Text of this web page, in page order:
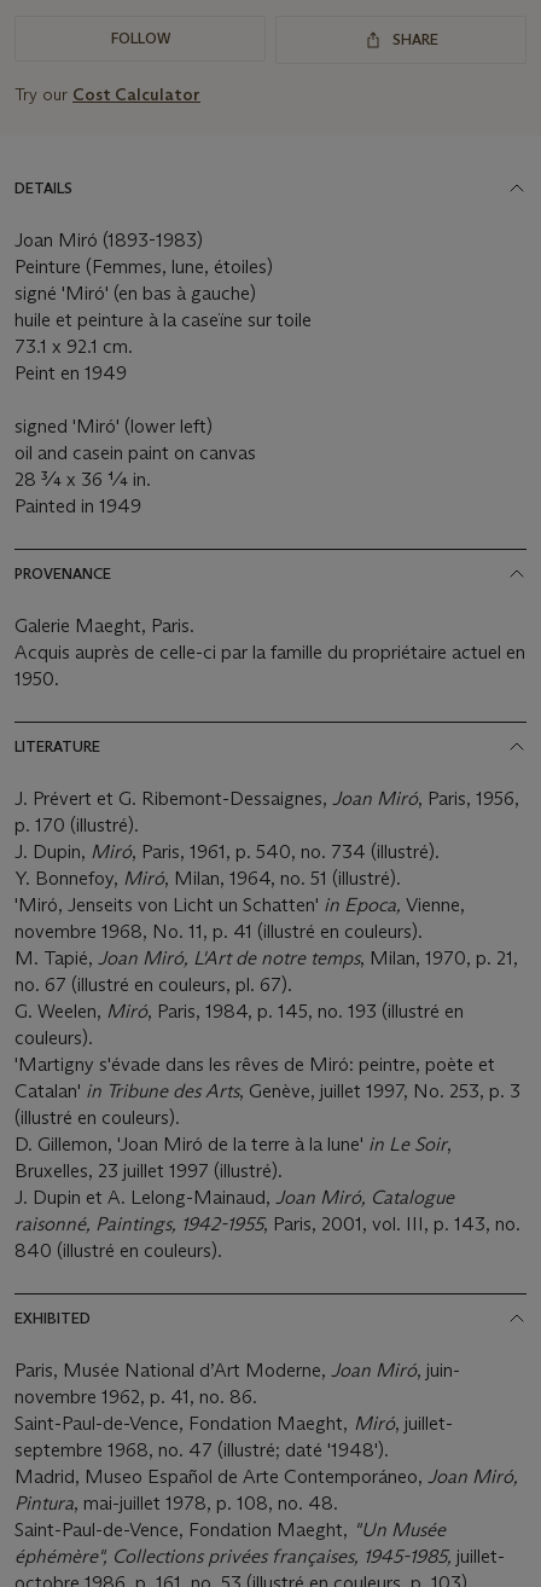
FOLLOW SHARE
Try our Cost Calculator
DETAILS
Joan Miró (1893-1983)
Peinture (Femmes, lune, étoiles)
signé 'Miró' (en bas à gauche)
huile et peinture à la caseïne sur toile
73.1 x 92.1 cm.
Peint en 1949
signed 'Miró' (lower left)
oil and casein paint on canvas
28 ¾ x 36 ¼ in.
Painted in 1949
PROVENANCE
Galerie Maeght, Paris.
Acquis auprès de celle-ci par la famille du propriétaire actuel en
1950.
LITERATURE
J. Prévert et G. Ribemont-Dessaignes, Joan Miró, Paris, 1956,
p. 170 (illustré).
J. Dupin, Miró, Paris, 1961, p. 540, no. 734 (illustré).
Y. Bonnefoy, Miró, Milan, 1964, no. 51 (illustré).
'Miró, Jenseits von Licht un Schatten' in Epoca, Vienne,
novembre 1968, No. 11, p. 41 (illustré en couleurs).
M. Tapié, Joan Miró, L'Art de notre temps, Milan, 1970, p. 21,
no. 67 (illustré en couleurs, pl. 67).
G. Weelen, Miró, Paris, 1984, p. 145, no. 193 (illustré en
couleurs).
'Martigny s'évade dans les rêves de Miró: peintre, poète et
Catalan' in Tribune des Arts, Genève, juillet 1997, No. 253, p. 3
(illustré en couleurs).
D. Gillemon, 'Joan Miró de la terre à la lune' in Le Soir,
Bruxelles, 23 juillet 1997 (illustré).
J. Dupin et A. Lelong-Mainaud, Joan Miró, Catalogue
raisonné, Paintings, 1942-1955, Paris, 2001, vol. III, p. 143, no.
840 (illustré en couleurs).
EXHIBITED
Paris, Musée National d’Art Moderne, Joan Miró, juin-
novembre 1962, p. 41, no. 86.
Saint-Paul-de-Vence, Fondation Maeght, Miró, juillet-
septembre 1968, no. 47 (illustré; daté '1948').
Madrid, Museo Español de Arte Contemporáneo, Joan Miró,
Pintura, mai-juillet 1978, p. 108, no. 48.
Saint-Paul-de-Vence, Fondation Maeght, "Un Musée
éphémère", Collections privées françaises, 1945-1985, juillet-